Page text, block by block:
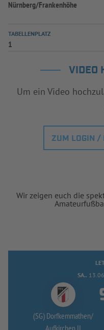
Nürnberg/Frankenhöhe
TABELLENPLATZ
1
VIDEO
Um ein Video
ZUM LOGIN /
Wir zeigen euch die
SA..
(SG) Dorfkemmathen/
Aufkirchen II